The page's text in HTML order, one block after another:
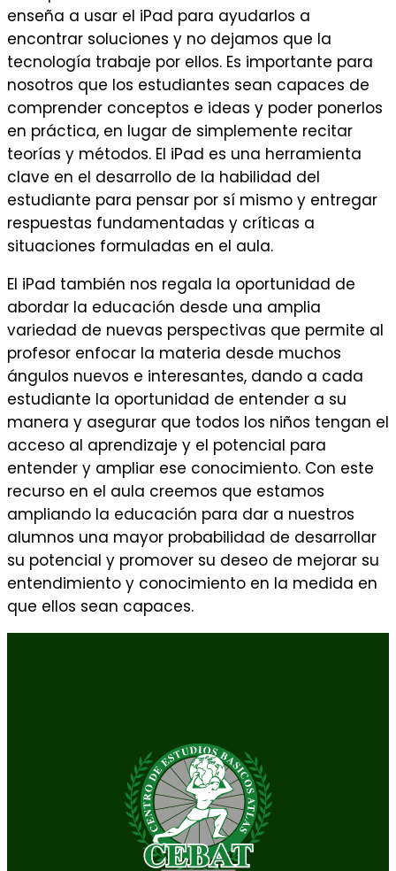
enseña a usar el iPad para ayudarlos a
encontrar soluciones y no dejamos que la
tecnología trabaje por ellos. Es importante para
nosotros que los estudiantes sean capaces de
comprender conceptos e ideas y poder ponerlos
en práctica, en lugar de simplemente recitar
teorías y métodos. El iPad es una herramienta
clave en el desarrollo de la habilidad del
estudiante para pensar por sí mismo y entregar
respuestas fundamentadas y críticas a
situaciones formuladas en el aula.
El iPad también nos regala la oportunidad de
abordar la educación desde una amplia
variedad de nuevas perspectivas que permite al
profesor enfocar la materia desde muchos
ángulos nuevos e interesantes, dando a cada
estudiante la oportunidad de entender a su
manera y asegurar que todos los niños tengan el
acceso al aprendizaje y el potencial para
entender y ampliar ese conocimiento. Con este
recurso en el aula creemos que estamos
ampliando la educación para dar a nuestros
alumnos una mayor probabilidad de desarrollar
su potencial y promover su deseo de mejorar su
entendimiento y conocimiento en la medida en
que ellos sean capaces.